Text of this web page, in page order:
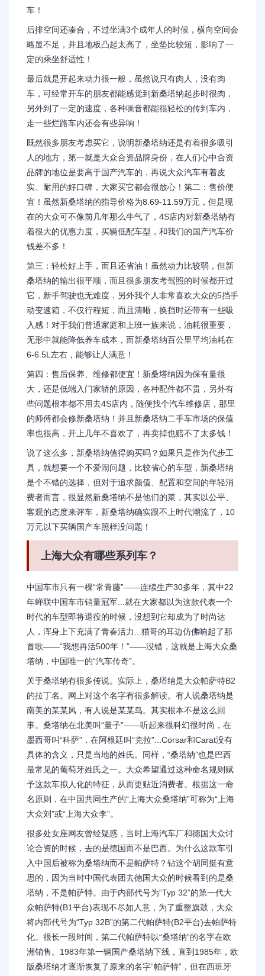
车！
后排空间还凑合，不过坐满3个成年人的时候，横向空间会
略显不足，并且地板凸起太高了，坐垫比较短，影响了一
定的乘坐舒适性！
最后就是开起来动力很一般，虽然说只有肉人，没有肉
车，可经常开车的朋友都能感觉到新桑塔纳起步时很肉，
另外到了一定的速度，各种噪音都能很轻松的传到车内，
走一些烂路车内还会有些异响！
既然很多朋友考虑买它，说明新桑塔纳还是有着很多吸引
人的地方，第一就是大众合资品牌身份，在人们心中合资
品牌的地位是要高于国产汽车的，再说大众汽车有着皮
实、耐用的好口碑，大家买它都会很放心！第二：售价便
宜！虽然新桑塔纳的指导价格为8.69-11.59万元，但是现
在的大众可不像前几年那么牛气了，4S店内对新桑塔纳有
着很大的优惠力度，买辆低配车型，和我们的国产汽车价
钱差不多！
第三：轻松好上手，而且还省油！虽然动力比较弱，但新
桑塔纳的输出很平顺，而且很多朋友考驾照的时候都开过
它，新手驾驶也无难度，另外我个人非常喜欢大众的5挡手
动变速箱，不仅行程短，而且清晰，换挡时还带有一些吸
入感！对于我们普通家庭和上班一族来说，油耗很重要，
无形中就能降低养车成本，而新桑塔纳百公里平均油耗在
6-6.5L左右，能够让人满意！
第四：售后保养、维修都便宜！新桑塔纳因为保有量很
大，还是低端入门家轿的原因，各种配件都不贵，另外有
些问题根本都不用去4S店内，随便找个汽车维修店，那里
的师傅都会修新桑塔纳！并且新桑塔纳二手车市场的保值
率也很高，开上几年不喜欢了，再卖掉也赔不了太多钱！
说了这么多，新桑塔纳值得购买吗？如果只是作为代步工
具，就想要一个不爱闹问题，比较省心的车型，新桑塔纳
是个不错的选择，但对于追求颜值、配置和空间的年轻消
费者而言，很显然新桑塔纳不是他们的菜，其实以公平、
客观的态度来评车，新桑塔纳确实跟不上时代潮流了，10
万元以下买辆国产车照样没问题！
上海大众有哪些系列车？
中国车市只有一棵“常青藤”——连续生产30多年，其中22
年蝉联中国车市销量冠军...就在大家都以为这款代表一个
时代的车型即将退役的时候，没想到它却成为了时尚达
人，浑身上下充满了青春活力...猫哥的耳边仿佛响起了那
首歌——“我想再活500年！”——没错，这就是上海大众桑
塔纳，中国唯一的“汽车传奇”。
关于桑塔纳有很多传说。实际上，桑塔纳是大众帕萨特B2
的拉丁名。网上对这个名字有很多解读。有人说桑塔纳是
南美的某某风，有人说是某某鸟。其实根本不是这么回
事。桑塔纳在北美叫“量子”——听起来很科幻很时尚，在
墨西哥叫“科萨”，在阿根廷叫“克拉”...Corsar和Carat没有
具体的含义，只是当地的姓氏。同样，“桑塔纳”也是巴西
最常见的葡萄牙姓氏之一。大众希望通过这种命名规则赋
予这款车拟人化的特征，从而更贴近消费者。根据这一命
名原则，在中国共同生产的“上海大众桑塔纳”可称为“上海
大众刘”或“上海大众李”。
很多处女座网友曾经疑惑，当时上海汽车厂和德国大众讨
论合资的时候，去的是德国而不是巴西。为什么这款车引
入中国后被称为桑塔纳而不是帕萨特？钻这个胡同挺有意
思的，因为当时中国代表团去德国大众的时候看到的是桑
塔纳，不是帕萨特。由于内部代号为“Typ 32”的第一代大
众帕萨特(B1平台)表现不尽如人意，为了重整旗鼓，大众
将内部代号为“Typ 32B”的第二代帕萨特(B2平台)去帕萨特
化。很长一段时间，第二代帕萨特以“桑塔纳”的名字在欧
洲销售。1983年第一辆国产桑塔纳下线，直到1985年，欧
版桑塔纳才逐渐恢复了原来的名字“帕萨特”，但在西班牙